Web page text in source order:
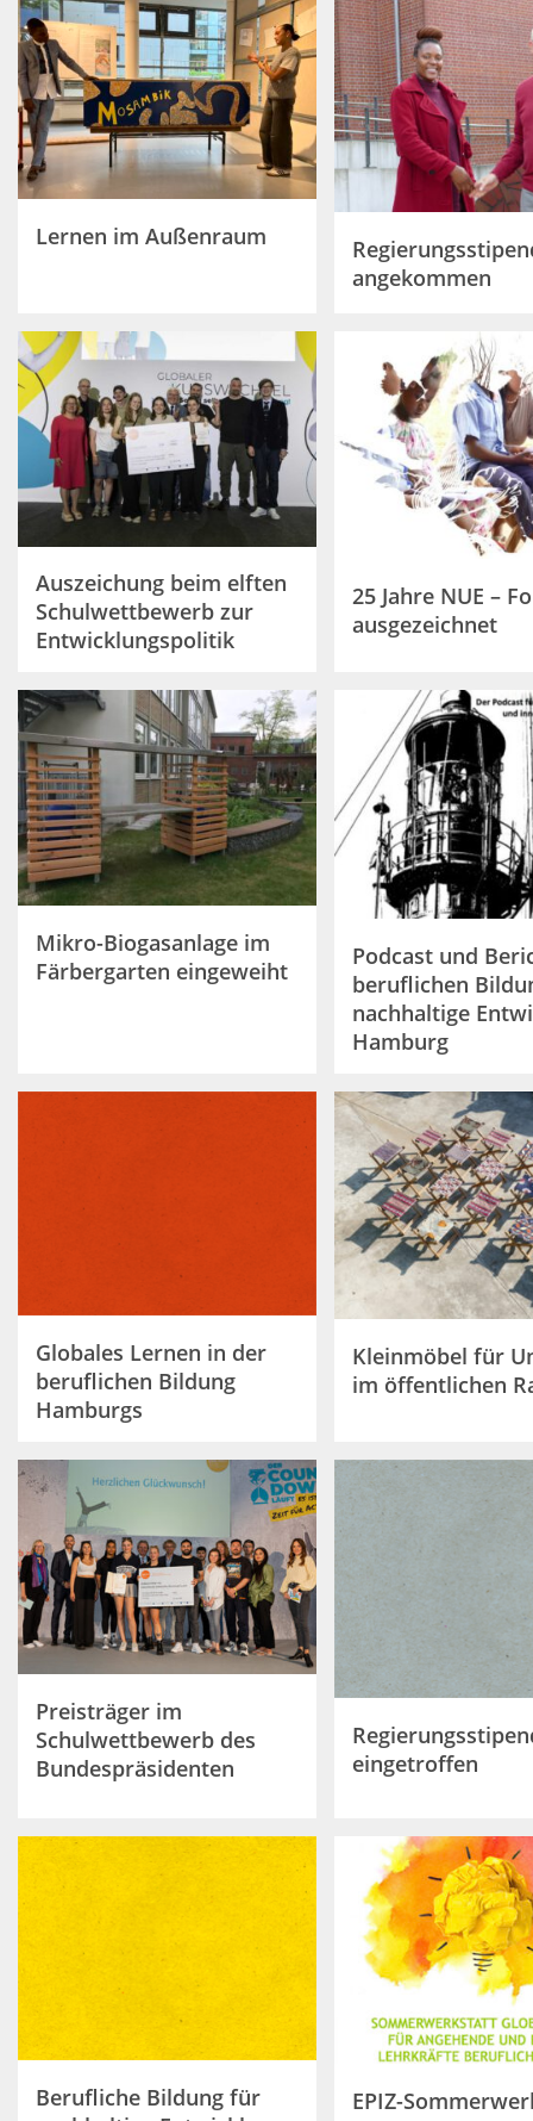
Lernen im Außenraum
angekommen
Auszeichung beim elften
Schulwettbewerb zur
Entwicklungspolitik
25 Jahre NUE –
ausgezeichnet
Mikro-Biogasanlage im
Färbergarten eingeweiht
Podcast und
beruflichen
nachhaltige
Hamburg
Globales Lernen in der
beruflichen Bildung
Hamburgs
Kleinmöbel für
im öffentlichen
Preisträger im
Schulwettbewerb des
Bundespräsidenten
eingetroffen
Berufliche Bildung für
EPIZ-